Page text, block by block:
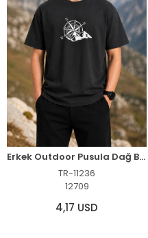
Erkek Outdoor Pusula Dağ Baskılı Kısa Kollu Oversize T-Shirt - Siyah
TR-11236
12709
4,17 USD